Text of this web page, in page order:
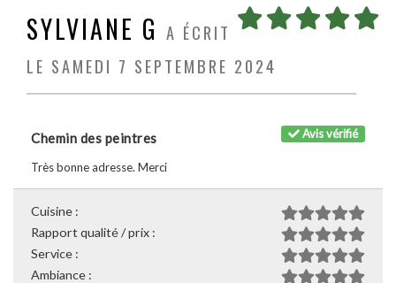
SYLVIANE G A ÉCRIT
LE SAMEDI 7 SEPTEMBRE 2024
Avis vérifié
Chemin des peintres
Très bonne adresse. Merci
Cuisine :
Rapport qualité / prix :
Service :
Ambiance :